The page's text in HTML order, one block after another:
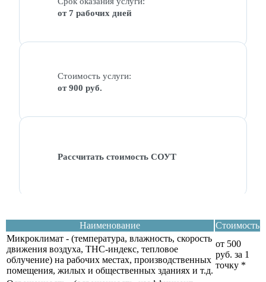
от 7 рабочих дней
Стоимость услуги:
от 900 руб.
Рассчитать стоимость СОУТ
Наименование
Стоимость
Микроклимат - (температура, влажность, скорость
движения воздуха, ТНС-индекс, тепловое
облучение) на рабочих местах, производственных
помещения, жилых и общественных зданиях и т.д.
от 500
руб. за 1
точку *